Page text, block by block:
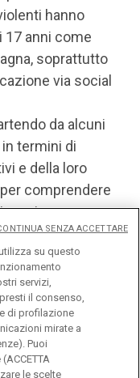
hanno
17 anni come
soprattutto
via social
da alcuni
termini di
e della loro
comprendere
e
di prevenzione.
su questo
servizi,
il consenso,
di profilazione
mirate a
Puoi
le scelte
SENZA ACCETTARE